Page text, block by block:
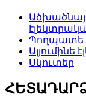
Պողպատե
Սկուտեր